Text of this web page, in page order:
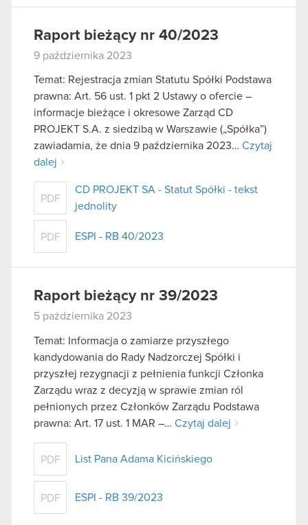
Raport bieżący nr 40/2023
9 października 2023
Temat: Rejestracja zmian Statutu Spółki Podstawa
prawna: Art. 56 ust. 1 pkt 2 Ustawy o ofercie –
informacje bieżące i okresowe Zarząd CD
PROJEKT S.A. z siedzibą w Warszawie („Spółka”)
zawiadamia, że dnia 9 października 2023… Czytaj
dalej
PDF
CD PROJEKT SA - Statut Spółki - tekst
jednolity
PDF ESPI - RB 40/2023
Raport bieżący nr 39/2023
5 października 2023
Temat: Informacja o zamiarze przyszłego
kandydowania do Rady Nadzorczej Spółki i
przyszłej rezygnacji z pełnienia funkcji Członka
Zarządu wraz z decyzją w sprawie zmian ról
pełnionych przez Członków Zarządu Podstawa
prawna: Art. 17 ust. 1 MAR –… Czytaj dalej
PDF List Pana Adama Kicińskiego
PDF ESPI - RB 39/2023